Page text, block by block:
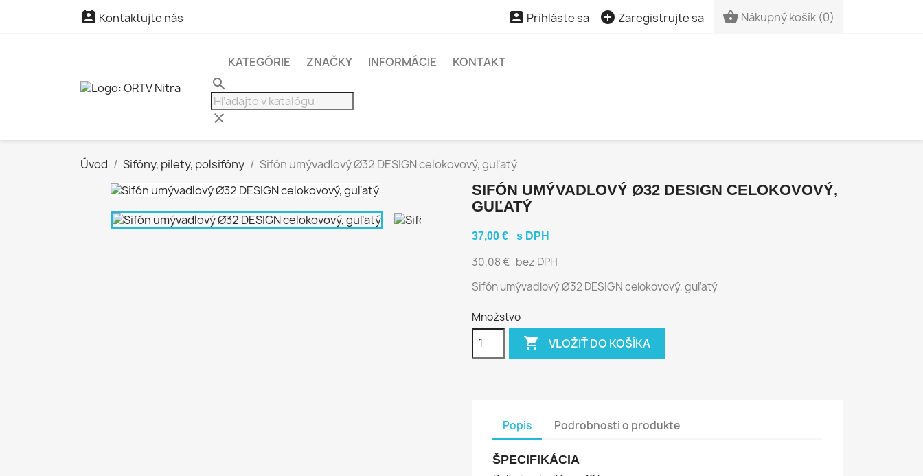
 Kontaktujte nás  Prihláste sa  Zaregistrujte sa  Nákupný košík (0)
KATEGÓRIE ZNAČKY INFORMÁCIE KONTAKT
search
clear
Úvod Sifóny, pilety, polsifóny Sifón umývadlový Ø32 DESIGN celokovový, guľatý
SIFÓN UMÝVADLOVÝ Ø32 DESIGN CELOKOVOVÝ,
GUĽATÝ
37,00 € s DPH
30,08 € bez DPH
Sifón umývadlový Ø32 DESIGN celokovový, guľatý
Množstvo
 VLOŽIŤ DO KOŠÍKA
Popis Podrobnosti o produkte
ŠPECIFIKÁCIA